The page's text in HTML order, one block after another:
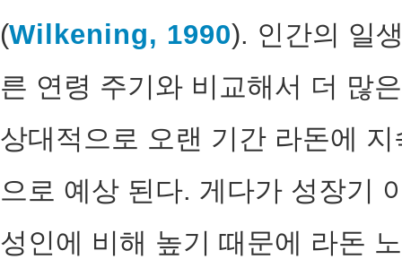
(Wilkening, 1990). 인간의 일
른 연령 주기와 비교해서 더 많
상대적으로 오랜 기간 라돈에
으로 예상 된다. 게다가 성장기
성인에 비해 높기 때문에 라돈